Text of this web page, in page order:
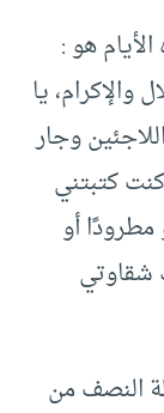
هو :
والإكرام، يا
وجار
كتبتني
أو
شقاوتي
النصف من